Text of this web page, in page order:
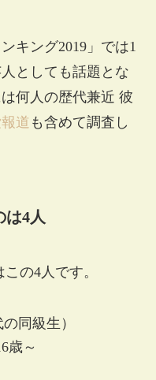
キング2019」では1
としても話題とな
何人の歴代兼近 彼
道 も含めて調査し
は4人
の4人です。
同級生）
歳～